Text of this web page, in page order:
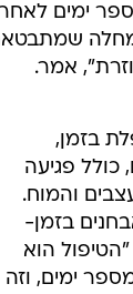
ימים
אמר.
בזמן,
כולל פגיעה
והמוח.
בזמן-
הוא
ימים, וזה